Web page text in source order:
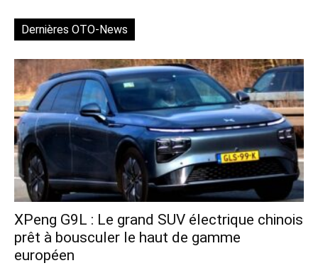
Dernières OTO-News
XPeng G9L : Le grand SUV électrique chinois
prêt à bousculer le haut de gamme
européen